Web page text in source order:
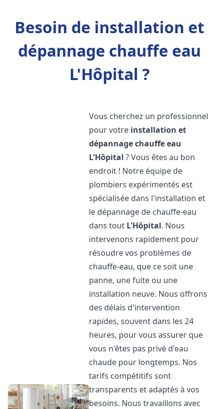
Besoin de installation et
dépannage chauffe eau
L'Hôpital ?
Vous cherchez un professionnel
pour votre installation et
dépannage chauffe eau
L'Hôpital ? Vous êtes au bon
endroit ! Notre équipe de
plombiers expérimentés est
spécialisée dans l'installation et
le dépannage de chauffe-eau
dans tout L'Hôpital. Nous
intervenons rapidement pour
résoudre vos problèmes de
chauffe-eau, que ce soit une
panne, une fuite ou une
installation neuve. Nous offrons
des délais d'intervention
rapides, souvent dans les 24
heures, pour vous assurer que
vous n'êtes pas privé d'eau
chaude pour longtemps. Nos
tarifs compétitifs sont
transparents et adaptés à vos
besoins. Nous travaillons avec